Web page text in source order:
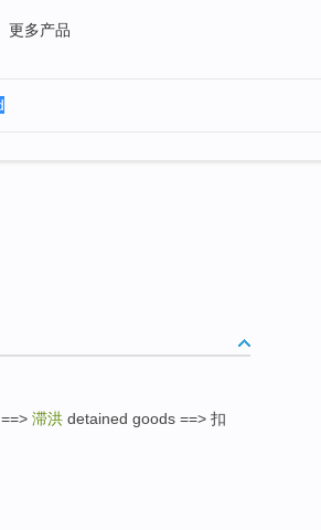
更多产品
==> 滞洪 detained goods ==> 扣